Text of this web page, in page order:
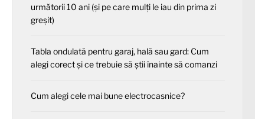
următorii 10 ani (și pe care mulți le iau din prima zi
greșit)
Tabla ondulată pentru garaj, hală sau gard: Cum
alegi corect și ce trebuie să știi înainte să comanzi
Cum alegi cele mai bune electrocasnice?